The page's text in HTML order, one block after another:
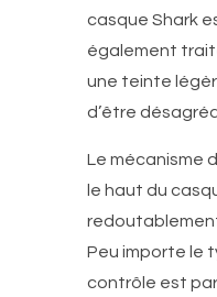
casque Shark
également
une teinte
d’être
Le mécanisme
le haut du
Peu importe le
contrôle est